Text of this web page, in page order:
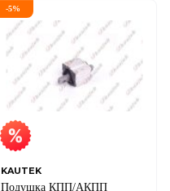
-5%
KAUTEK
Подушка КПП/АКПП